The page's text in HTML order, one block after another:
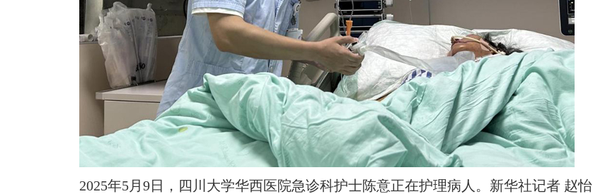
2025年5月9日，四川大学华西医院急诊科护士陈意正在护理病人。新华社记者 赵怡